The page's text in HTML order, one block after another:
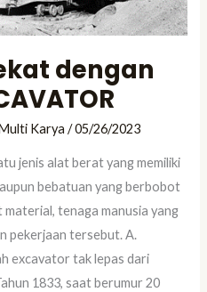
dengan
Karya/05/26/2023
jenis alat berat yang memiliki
bebatuan yang berbobot
tenaga manusia yang
pekerjaan tersebut. A.
excavator tak lepas dari
1833, saat berumur 20